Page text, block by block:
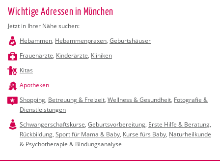
Wichtige Adressen in München
Jetzt in Ihrer Nähe suchen:
Hebammen, Hebammenpraxen, Geburtshäuser
Frauenärzte, Kinderärzte, Kliniken
Kitas
Apotheken
Shopping, Betreuung & Freizeit, Wellness & Gesundheit, Fotografie &
Dienstleistungen
Schwangerschaftskurse, Geburtsvorbereitung, Erste Hilfe & Beratung,
Rückbildung, Sport für Mama & Baby, Kurse fürs Baby, Naturheilkunde
& Psychotherapie & Bindungsanalyse